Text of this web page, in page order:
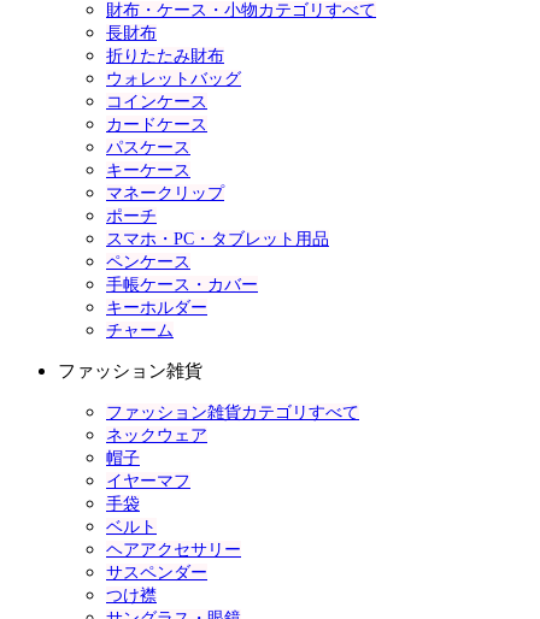
財布・ケース・小物カテゴリすべて
長財布
折りたたみ財布
ウォレットバッグ
コインケース
カードケース
パスケース
キーケース
マネークリップ
ポーチ
スマホ・PC・タブレット用品
ペンケース
手帳ケース・カバー
キーホルダー
チャーム
ファッション雑貨
ファッション雑貨カテゴリすべて
ネックウェア
帽子
イヤーマフ
手袋
ベルト
ヘアアクセサリー
サスペンダー
つけ襟